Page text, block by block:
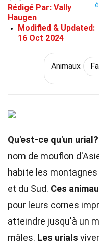
Rédigé Par: Vally
Haugen
Modified & Updated:
16 Oct 2024
Animaux
Qu'est-ce qu'un urial?
nom de mouflon
habite les
et du Sud. Ces
pour leurs cornes
atteindre jusqu'à un
mâles. Les urials